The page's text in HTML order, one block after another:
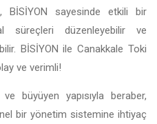
sayesinde etkili bir
süreçleri düzenleyebilir ve
BİSİYON ile Canakkale Toki
ve verimli!
büyüyen yapısıyla beraber,
bir yönetim sistemine ihtiyaç